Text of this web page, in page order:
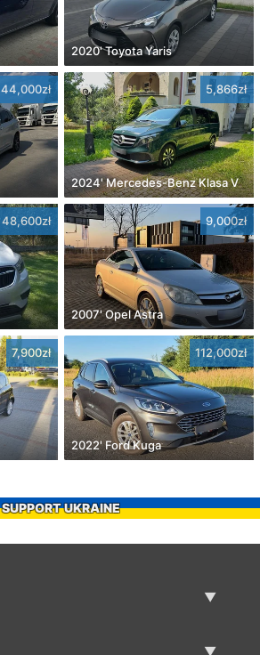
2020' Toyota Yaris
44,000zł 5,866zł
2024' Mercedes-Benz Klasa V
48,600zł 9,000zł
2007' Opel Astra
7,900zł 112,000zł
2022' Ford Kuga
SUPPORT UKRAINE